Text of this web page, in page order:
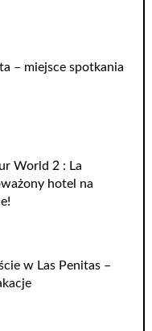
– miejsce spotkania
World 2 : La
hotel na
w Las Penitas –